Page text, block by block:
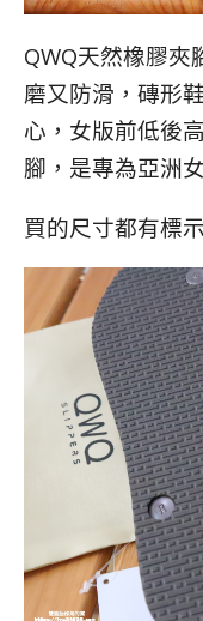
QWQ天然橡膠夾
磨又防滑，磚形
心，女版前低後
腳，是專為亞洲
買的尺寸都有標